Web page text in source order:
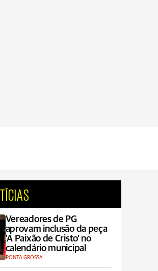
Vereadores de PG
aprovam inclusão da peça
'A Paixão de Cristo' no
calendário municipal
PONTA GROSSA